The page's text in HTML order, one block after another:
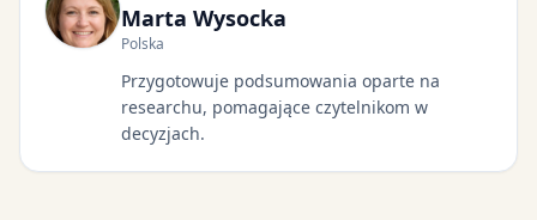
Marta Wysocka
Polska
Przygotowuje podsumowania oparte na
researchu, pomagające czytelnikom w
decyzjach.